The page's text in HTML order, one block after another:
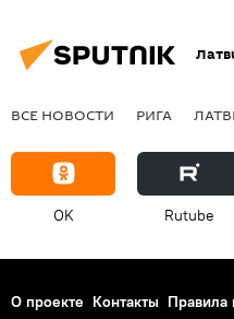
ВСЕ НОВОСТИ РИГА
OK Rutube
О проекте Контакты Правила